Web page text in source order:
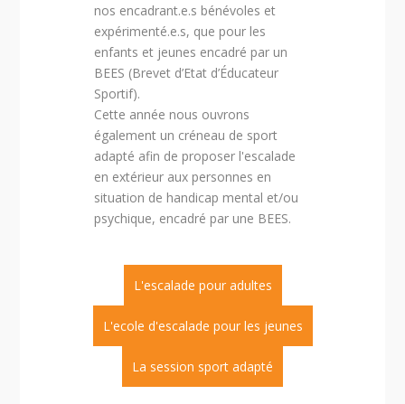
nos encadrant.e.s bénévoles et
expérimenté.e.s, que pour les
enfants et jeunes encadré par un
BEES (Brevet d’Etat d’Éducateur
Sportif).
Cette année nous ouvrons
également un créneau de sport
adapté afin de proposer l'escalade
en extérieur aux personnes en
situation de handicap mental et/ou
psychique, encadré par une BEES.
L'escalade pour adultes
L'ecole d'escalade pour les jeunes
La session sport adapté